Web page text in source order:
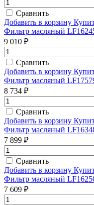
Сравнить
Добавить в корзину
Фильтр масляный
9 010 ₽
Сравнить
Добавить в корзину
Фильтр масляный
8 734 ₽
Сравнить
Добавить в корзину
Фильтр масляный
7 899 ₽
Сравнить
Добавить в корзину
Фильтр масляный
7 609 ₽